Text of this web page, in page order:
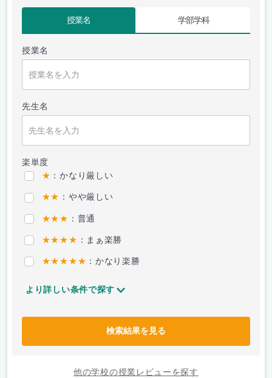
授業名 学部学科
授業名
先生名
楽単度
★ ：かなり厳しい
★★ ：やや厳しい
★★★ ：普通
★★★★ ：まぁ楽勝
★★★★★ ：かなり楽勝
より詳しい条件で探す
検索結果を見る
他の学校の授業レビューを探す